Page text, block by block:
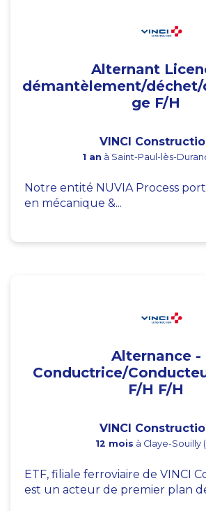
Alternant
démantèlement/
ge F/H
VINCI
1 an à Saint-Paul-lès-
Notre entité NUVIA Process
en mécanique &...
Alternance -
Conductrice/
F/H F/H
VINCI
12 mois à Claye-Souilly
ETF, filiale ferroviaire de VINCI
est un acteur de premier plan